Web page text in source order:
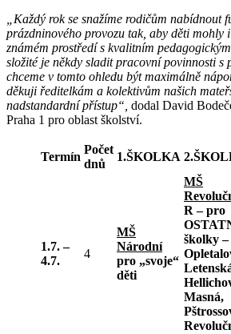
„Každý rok se snažíme rodičům nabídnout
prázdninového provozu tak, aby děti mohly
známém prostředí s kvalitním
složité je někdy sladit pracovní povinnosti s
chceme v tomto ohledu být maximálně
děkuji ředitelkám a kolektivům našich
nadstandardní přístup“, dodal David
Praha 1 pro oblast školství.
Termín
Počet
dnů
1.ŠKOLKA
1.7. –
4.7.
4
MŠ
Národní
pro „svoje“
děti
MŠ
R – pro
školky
Masná,